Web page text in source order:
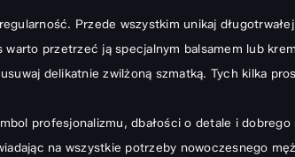
Przede wszystkim unikaj
przetrzeć ją specjalnym balsamem lub
delikatnie zwilżoną szmatką. Tych kilka
profesjonalizmu, dbałości o detale i
na wszystkie potrzeby nowoczesnego